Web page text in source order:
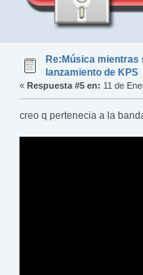
Re:Música mientras
lanzamiento de KPS
« Respuesta #5 en: 11 de
creo q pertenecia a la